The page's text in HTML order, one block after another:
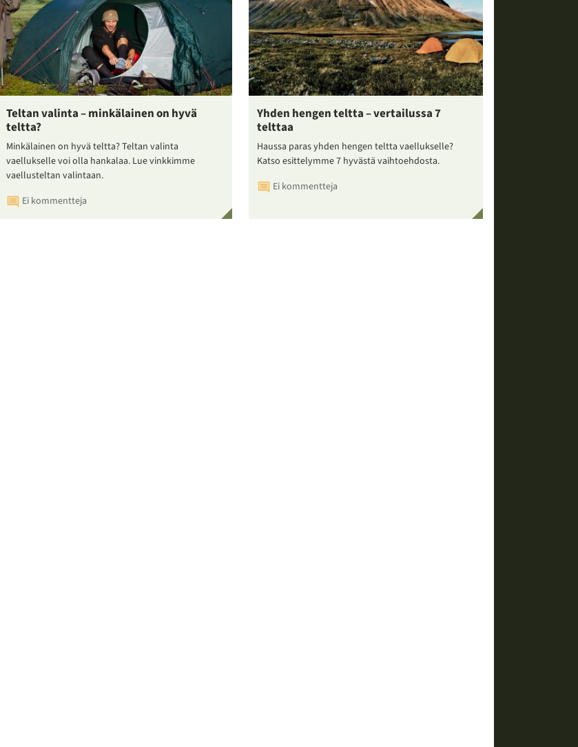
Teltan valinta – minkälainen on hyvä
teltta?
Minkälainen on hyvä teltta? Teltan valinta
vaellukselle voi olla hankalaa. Lue vinkkimme
vaellusteltan valintaan.
Ei kommentteja
Yhden hengen teltta – vertailussa 7
telttaa
Haussa paras yhden hengen teltta vaellukselle?
Katso esittelymme 7 hyvästä vaihtoehdosta.
Ei kommentteja